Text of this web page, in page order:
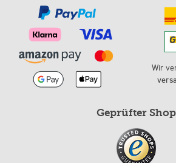
Wir
Geprüfter Shop